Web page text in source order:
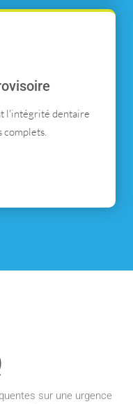
l'intégrité dentaire
complets.
sur une urgence